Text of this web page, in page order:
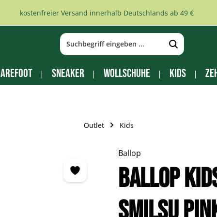
kostenfreier Versand innerhalb Deutschlands ab 49 €
Sneaker Wollschuhe Kids
Outlet Kids
Ballop
BALLOP